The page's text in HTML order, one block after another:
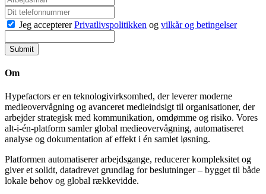
Jeg acceptererPrivatlivspolitikken og vilkår og betingelser
Submit
Om
Hypefactors er en teknologivirksomhed, der leverer moderne
medieovervågning og avanceret medieindsigt til organisationer, der
arbejder strategisk med kommunikation, omdømme og risiko. Vores
alt-i-én-platform samler global medieovervågning, automatiseret
analyse og dokumentation af effekt i én samlet løsning.
Platformen automatiserer arbejdsgange, reducerer kompleksitet og
giver et solidt, datadrevet grundlag for beslutninger – bygget til både
lokale behov og global rækkevidde.